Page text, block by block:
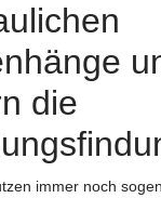
die
immer noch